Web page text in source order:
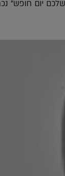
שלכם יום חופש"